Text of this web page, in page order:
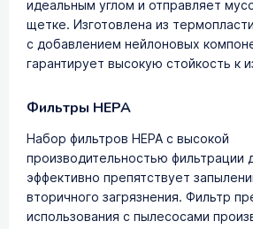
идеальным углом и отправляет
щетке. Изготовлена из
с добавлением нейлоновых
гарантирует высокую стойкость к
Фильтры HEPA
Набор фильтров НЕРА с высокой
производительностью фильтрации
эффективно препятствует
вторичного загрязнения. Фильтр
использования с пылесосами